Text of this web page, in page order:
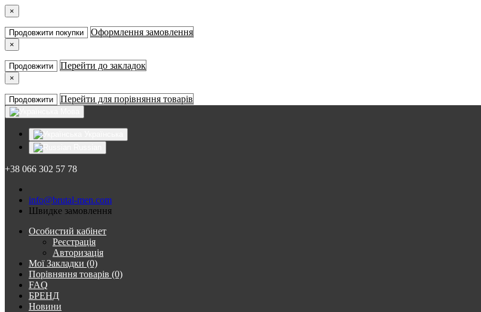
×
Продовжити покупки Оформлення замовлення
×
Продовжити Перейти до закладок
×
Продовжити Перейти для порівняння товарів
+38 066 302 57 78
info@brutal-men.com
Швидке замовлення
Особистий кабінет
Реєстрація
Авторизація
Мої Закладки (0)
Порівняння товарів (0)
FAQ
БРЕНД
Новини